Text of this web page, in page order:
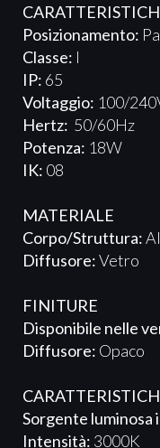
Posizionamento:
Classe: I
IP: 65
Voltaggio: 100/
Hertz: 50/60Hz
Potenza: 18W
IK: 08
MATERIALE
Corpo/Struttura:
Diffusore:Vetro
FINITURE
Disponibile nelle
Diffusore: Opaco
Sorgente luminosa
Intensità: 3000K